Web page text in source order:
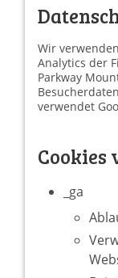
Wir
Analytics der
Parkway
verwendet
Cookies
_ga